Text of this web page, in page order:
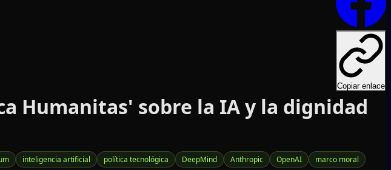
Copiar enlace
Humanitas' sobre la IA y la dignidad
inteligencia artificial política tecnológica DeepMind Anthropic OpenAI
marco moral